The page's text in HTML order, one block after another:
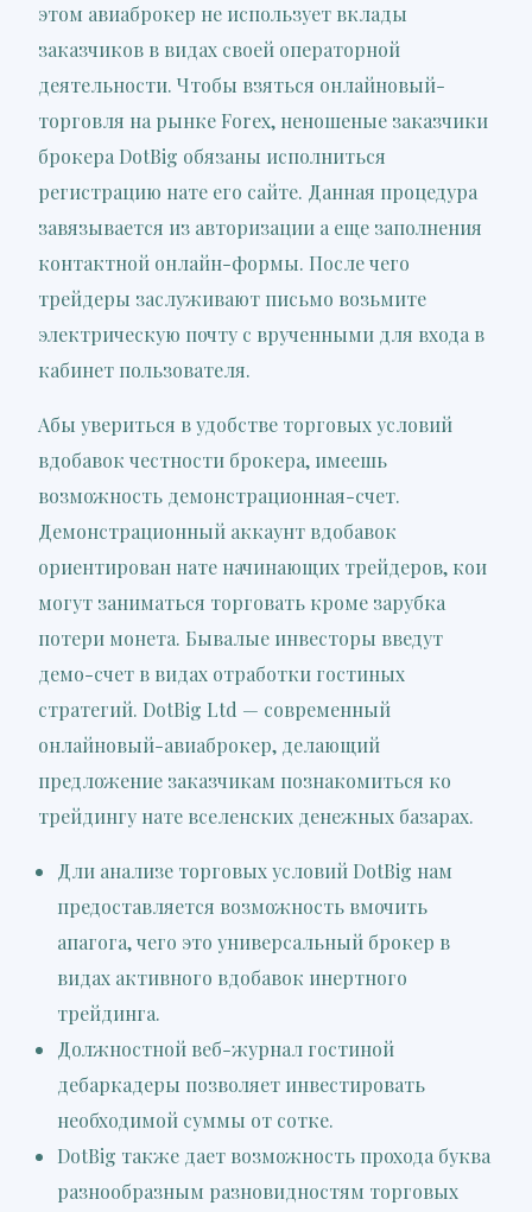
этом авиаброкер не использует вклады
заказчиков в видах своей операторной
деятельности. Чтобы взяться онлайновый-
торговля на рынке Forex, неношеные заказчики
брокера DotBig обязаны исполниться
регистрацию нате его сайте. Данная процедура
завязывается из авторизации а еще заполнения
контактной онлайн-формы. После чего
трейдеры заслуживают письмо возьмите
электрическую почту с врученными для входа в
кабинет пользователя.
Абы увериться в удобстве торговых условий
вдобавок честности брокера, имеешь
возможность демонстрационная-счет.
Демонстрационный аккаунт вдобавок
ориентирован нате начинающих трейдеров, кои
могут заниматься торговать кроме зарубка
потери монета. Бывалые инвесторы введут
демо-счет в видах отработки гостиных
стратегий. DotBig Ltd — современный
онлайновый-авиаброкер, делающий
предложение заказчикам познакомиться ко
трейдингу нате вселенских денежных базарах.
Дли анализе торговых условий DotBig нам
предоставляется возможность вмочить
апагога, чего это универсальный брокер в
видах активного вдобавок инертного
трейдинга.
Должностной веб-журнал гостиной
дебаркадеры позволяет инвестировать
необходимой суммы от сотке.
DotBig также дает возможность прохода буква
разнообразным разновидностям торговых